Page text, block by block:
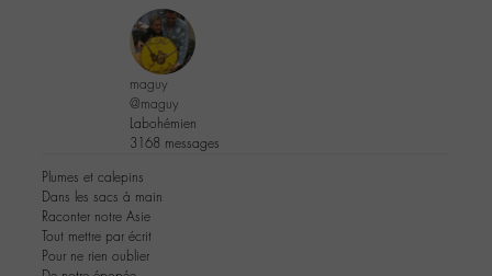
maguy
@maguy
Labohémien
3168 messages
Plumes et calepins
Dans les sacs à main
Raconter notre Asie
Tout mettre par écrit
Pour ne rien oublier